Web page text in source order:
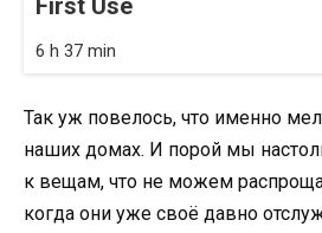
First Use
6 h 37 min
Так уж повелось, что именно
наших домах. И порой мы
к вещам, что не можем
когда они уже своё давно